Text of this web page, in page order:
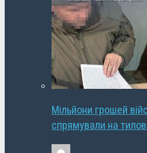
Мільйони грошей
спрямували на